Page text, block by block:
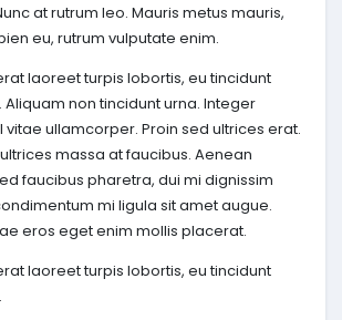
at rutrum leo. Mauris metus mauris,
eu, rutrum vulputate enim.
laoreet turpis lobortis, eu tincidunt
non tincidunt urna. Integer
vitae ullamcorper. Proin sed ultrices erat.
massa at faucibus. Aenean
faucibus pharetra, dui mi dignissim
mi ligula sit amet augue.
eros eget enim mollis placerat.
laoreet turpis lobortis, eu tincidunt